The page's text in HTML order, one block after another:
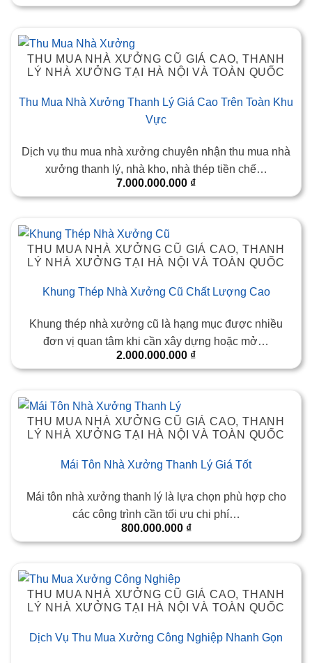
THU MUA NHÀ XƯỞNG CŨ GIÁ CAO, THANH
LÝ NHÀ XƯỞNG TẠI HÀ NỘI VÀ TOÀN QUỐC
Thu Mua Nhà Xưởng Thanh Lý Giá Cao Trên Toàn Khu
Vực
Dịch vụ thu mua nhà xưởng chuyên nhận thu mua nhà
xưởng thanh lý, nhà kho, nhà thép tiền chế…
7.000.000.000 ₫
THU MUA NHÀ XƯỞNG CŨ GIÁ CAO, THANH
LÝ NHÀ XƯỞNG TẠI HÀ NỘI VÀ TOÀN QUỐC
Khung Thép Nhà Xưởng Cũ Chất Lượng Cao
Khung thép nhà xưởng cũ là hạng mục được nhiều
đơn vị quan tâm khi cần xây dựng hoặc mở…
2.000.000.000 ₫
THU MUA NHÀ XƯỞNG CŨ GIÁ CAO, THANH
LÝ NHÀ XƯỞNG TẠI HÀ NỘI VÀ TOÀN QUỐC
Mái Tôn Nhà Xưởng Thanh Lý Giá Tốt
Mái tôn nhà xưởng thanh lý là lựa chọn phù hợp cho
các công trình cần tối ưu chi phí…
800.000.000 ₫
THU MUA NHÀ XƯỞNG CŨ GIÁ CAO, THANH
LÝ NHÀ XƯỞNG TẠI HÀ NỘI VÀ TOÀN QUỐC
Dịch Vụ Thu Mua Xưởng Công Nghiệp Nhanh Gọn